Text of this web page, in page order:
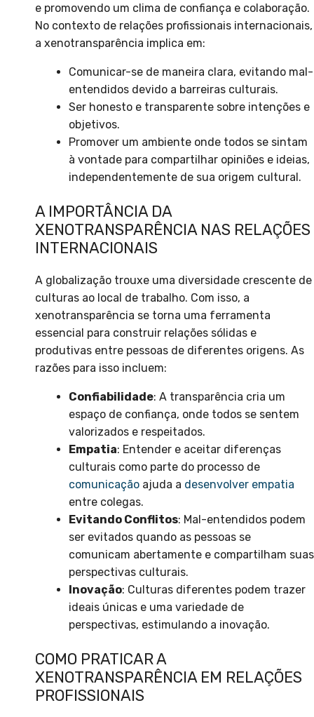
e promovendo um clima de confiança e colaboração.
No contexto de relações profissionais internacionais,
a xenotransparência implica em:
Comunicar-se de maneira clara, evitando mal-
entendidos devido a barreiras culturais.
Ser honesto e transparente sobre intenções e
objetivos.
Promover um ambiente onde todos se sintam
à vontade para compartilhar opiniões e ideias,
independentemente de sua origem cultural.
A IMPORTÂNCIA DA
XENOTRANSPARÊNCIA NAS RELAÇÕES
INTERNACIONAIS
A globalização trouxe uma diversidade crescente de
culturas ao local de trabalho. Com isso, a
xenotransparência se torna uma ferramenta
essencial para construir relações sólidas e
produtivas entre pessoas de diferentes origens. As
razões para isso incluem:
Confiabilidade: A transparência cria um
espaço de confiança, onde todos se sentem
valorizados e respeitados.
Empatia: Entender e aceitar diferenças
culturais como parte do processo de
comunicação ajuda a desenvolver empatia
entre colegas.
Evitando Conflitos: Mal-entendidos podem
ser evitados quando as pessoas se
comunicam abertamente e compartilham suas
perspectivas culturais.
Inovação: Culturas diferentes podem trazer
ideais únicas e uma variedade de
perspectivas, estimulando a inovação.
COMO PRATICAR A
XENOTRANSPARÊNCIA EM RELAÇÕES
PROFISSIONAIS